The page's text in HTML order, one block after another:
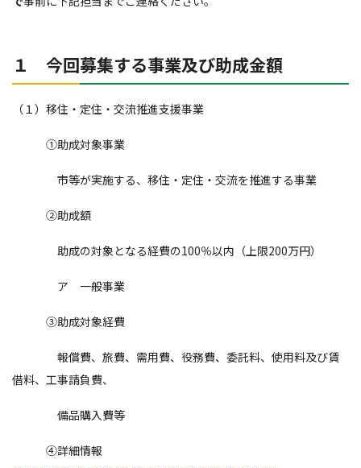
１ 今回募集する事業及び助成金額
（１）移住・定住・交流推進支援事業
①助成対象事業
市等が実施する、移住・定住・交流を推進する事業
②助成額
助成の対象となる経費の100％以内（上限200万円）
ア 一般事業
③助成対象経費
報償費、旅費、需用費、役務費、委託料、使用料及び賃
借料、工事請負費、
備品購入費等
④詳細情報